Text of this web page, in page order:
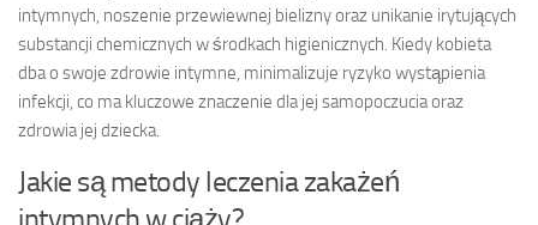
intymnych, noszenie przewiewnej bielizny oraz unikanie irytujących
substancji chemicznych w środkach higienicznych. Kiedy kobieta
dba o swoje zdrowie intymne, minimalizuje ryzyko wystąpienia
infekcji, co ma kluczowe znaczenie dla jej samopoczucia oraz
zdrowia jej dziecka.
Jakie są metody leczenia zakażeń